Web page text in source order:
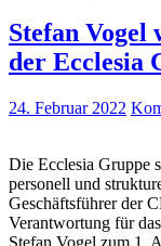
Stefan
der Ecclesia
24. Februar 2022
Die Ecclesia Gruppe
personell und
Geschäftsführer der
Verantwortung für
Stefan Vogel zum 1.